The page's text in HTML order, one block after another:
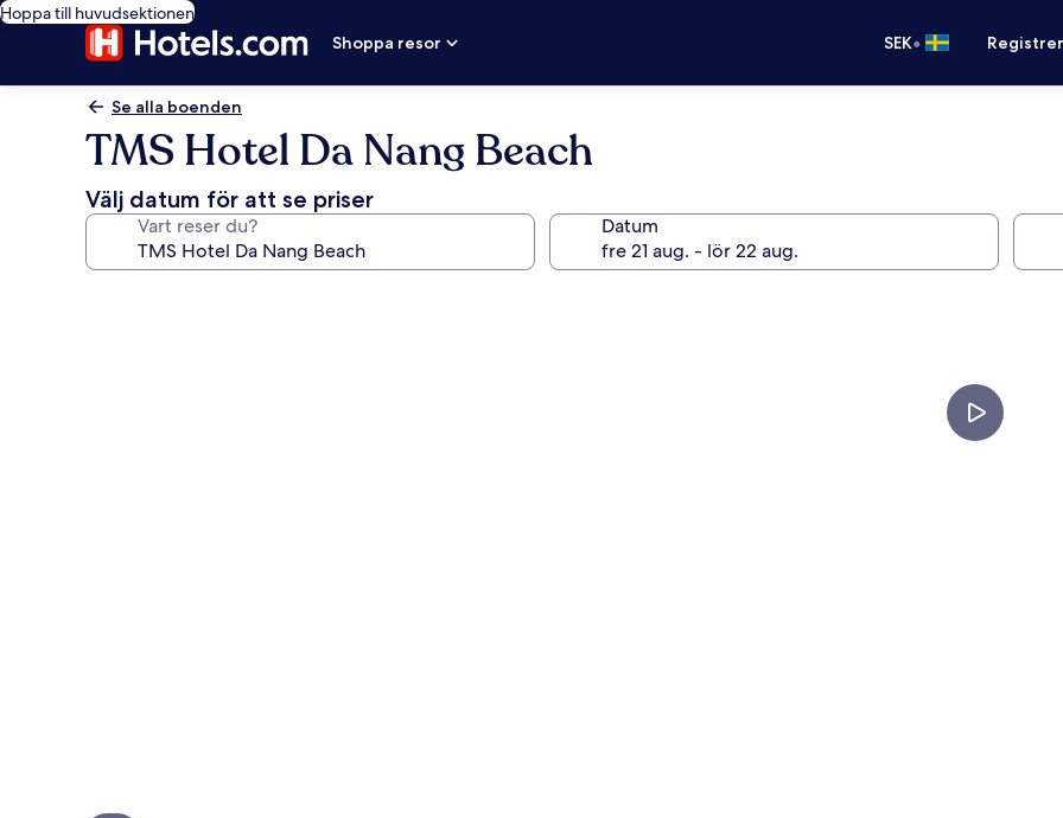
Hoppa till huvudsektionen
Shoppa resor
SEK•
Se alla boenden
TMS Hotel Da Nang Beach
Välj datum för att se priser
Vart reser du? Datum